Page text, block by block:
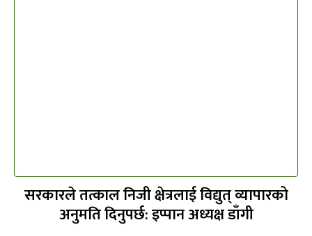
सरकारले तत्काल निजी क्षेत्रलाई विद्युत् व्यापारको
अनुमति दिनुपर्छ: इप्पान अध्यक्ष डाँगी